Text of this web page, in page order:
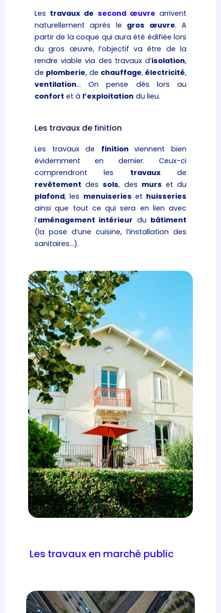
Les travaux de second œuvre arrivent
naturellement après le gros œuvre. A
partir de la coque qui aura été édifiée lors
du gros œuvre, l’objectif va être de la
rendre viable via des travaux d’isolation,
de plomberie, de chauffage, électricité,
ventilation… On pense dès lors au
confort et à l’exploitation du lieu.
Les travaux de finition
Les travaux de finitionviennent bien
évidemment en dernier. Ceux-ci
comprendront les travauxde
revêtement dessols, des murs et du
plafond, les menuiseries et huisseries
ainsi que tout ce qui sera en lien avec
l’aménagement intérieur du bâtiment
(la pose d’une cuisine, l’installation des
sanitaires…).
Les travaux en marché public